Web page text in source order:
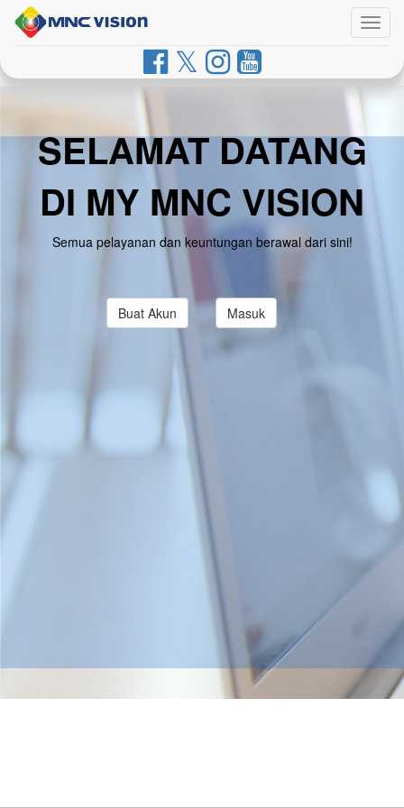
SELAMAT DATANG
DI MY MNC VISION
Semua pelayanan dan keuntungan berawal dari sini!
Buat Akun Masuk